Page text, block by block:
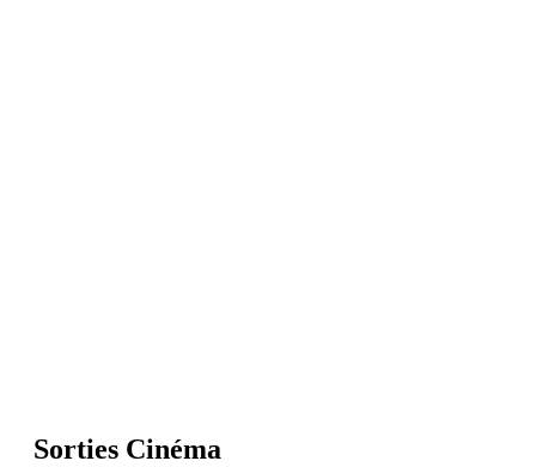
Sorties Cinéma